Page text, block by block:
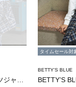
タイムセール対
BETTY'S BLUE